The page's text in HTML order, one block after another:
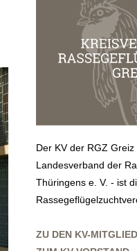
Der KV der RGZ
Landesverband der
Thüringens e. V. - ist
ZU DEN KV-